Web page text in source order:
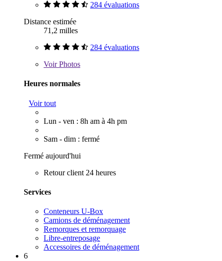
284 évaluations
Distance estimée
71,2 milles
284 évaluations
VoirPhotos
Heures normales
Voir tout
Lun - ven : 8h am à 4h pm
Sam - dim : fermé
Fermé aujourd'hui
Retour client 24 heures
Services
Conteneurs U-Box
Camions de déménagement
Remorques et remorquage
Libre-entreposage
Accessoires de déménagement
6